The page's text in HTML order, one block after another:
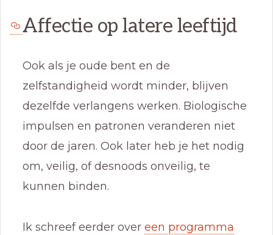
Affectie op latere leeftijd
Ook als je oude bent en de
zelfstandigheid wordt minder, blijven
dezelfde verlangens werken. Biologische
impulsen en patronen veranderen niet
door de jaren. Ook later heb je het nodig
om, veilig, of desnoods onveilig, te
kunnen binden.
Ik schreef eerder over een programma